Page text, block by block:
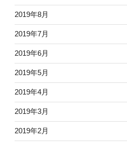
2019年8月
2019年7月
2019年6月
2019年5月
2019年4月
2019年3月
2019年2月